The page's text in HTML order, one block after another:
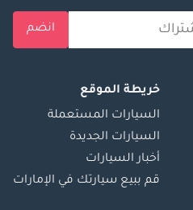
انضم
خريطة الموقع
السيارات المستعملة
السيارات الجديدة
أخبار السيارات
قم ببيع سيارتك في الإمارات